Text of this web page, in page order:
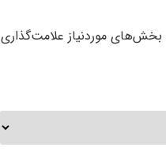
بخش‌های موردنیاز علامت‌گذاری